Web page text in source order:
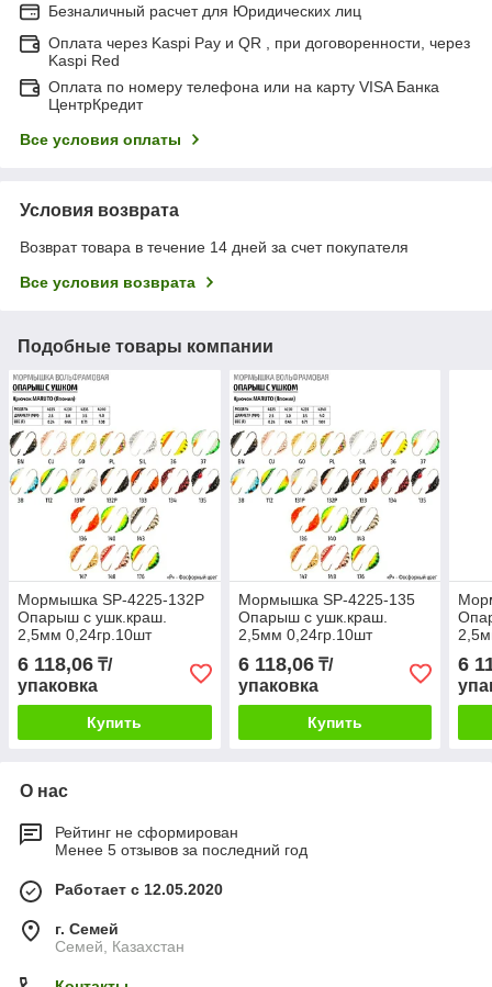
Безналичный расчет для Юридических лиц
Оплата через Kaspi Pay и QR , при договоренности, через
Kaspi Red
Оплата по номеру телефона или на карту VISA Банка
ЦентрКредит
Все условия оплаты
Условия возврата
Возврат товара в течение 14 дней за счет покупателя
Все условия возврата
Подобные товары компании
Мормышка SP-4225-132P
Oпарыш с ушк.краш.
2,5мм 0,24гр.10шт
6 118,06 ₸/
упаковка
Купить
Мормышка SP-4225-135
Oпарыш с ушк.краш.
2,5мм 0,24гр.10шт
6 118,06₸/
упаковка
Купить
6
О нас
Рейтинг не сформирован
Менее 5 отзывов за последний год
Работает с 12.05.2020
г. Семей
Семей, Казахстан